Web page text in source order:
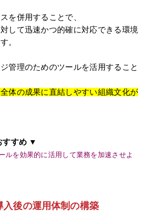
を併用することで、
して迅速かつ的確に対応できる環境
。
管理のためのツールを活用すること
体の成果に直結しやすい組織文化が
すすめ ▼
ルを効果的に活用して業務を加速させよ
後の運用体制の構築